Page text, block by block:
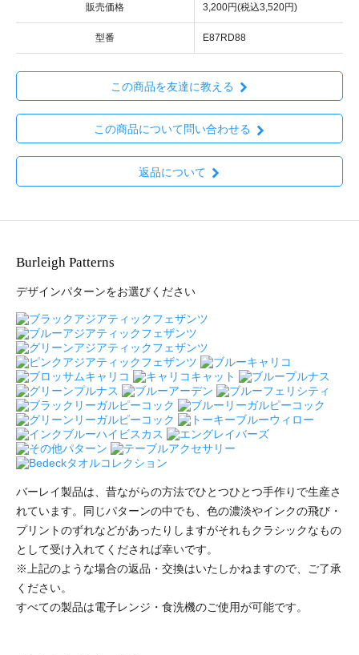
販売価格 3,200円(税込3,520円)
型番 E87RD88
この商品を友達に教える
この商品について問い合わせる
返品について
Burleigh Patterns
デザインパターンをお選びください
バーレイ製品は、昔ながらの方法でひとつひとつ手作りで生産さ
れています。同じパターンの中でも、色の濃淡やインクの飛び・
プリントのずれなどがあったりしますがそれもクラシックなもの
として受け入れてくだされば幸いです。
※上記のような場合の返品・交換はいたしかねますので、ご了承
ください。
すべての製品は電子レンジ・食洗機のご使用が可能です。